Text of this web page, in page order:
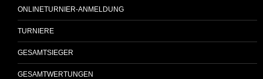
ONLINETURNIER-ANMELDUNG
TURNIERE
GESAMTSIEGER
GESAMTWERTUNGEN